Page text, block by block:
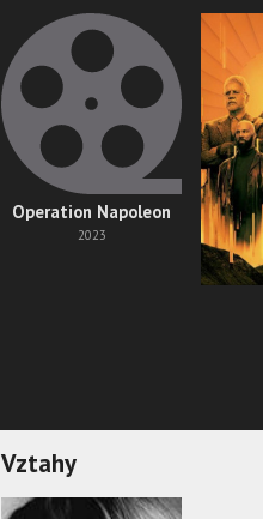
Operation Napoleon
2023
Vztahy